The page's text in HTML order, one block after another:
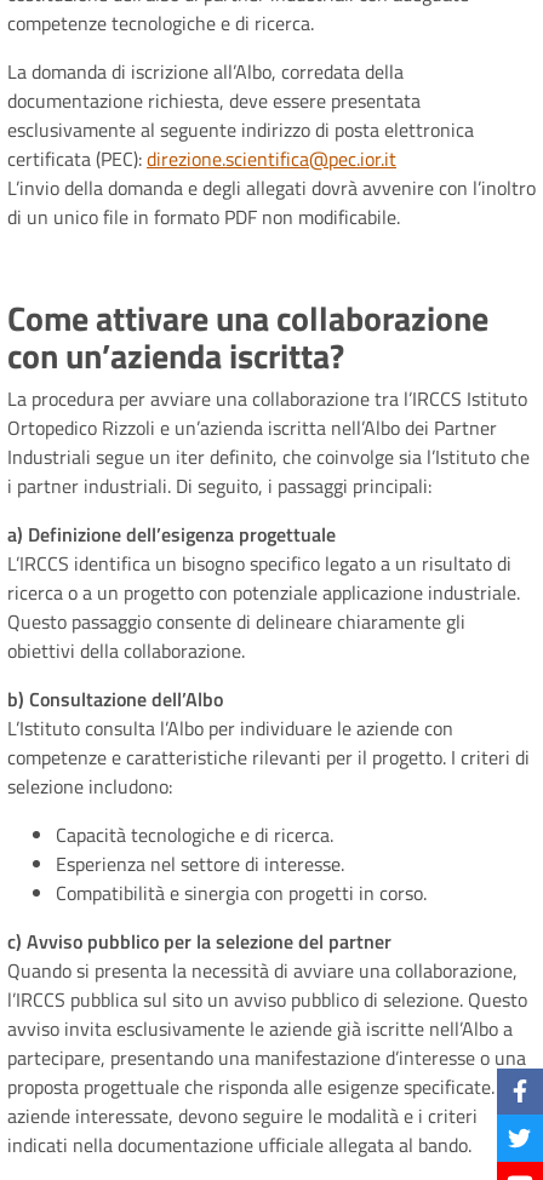
competenze tecnologiche e di ricerca.
La domanda di iscrizione all’Albo, corredata della
documentazione richiesta, deve essere presentata
esclusivamente al seguente indirizzo di posta elettronica
certificata (PEC):direzione.scientifica@pec.ior.it
L’invio della domanda e degli allegati dovrà avvenire con l’inoltro
di un unico file in formato PDF non modificabile.
Come attivare una collaborazione
con un’azienda iscritta?
La procedura per avviare una collaborazione tra l’IRCCS Istituto
Ortopedico Rizzoli e un’azienda iscritta nell’Albo dei Partner
Industriali segue un iter definito, che coinvolge sia l’Istituto che
i partner industriali. Di seguito, i passaggi principali:
a) Definizione dell’esigenza progettuale
L’IRCCS identifica un bisogno specifico legato a un risultato di
ricerca o a un progetto con potenziale applicazione industriale.
Questo passaggio consente di delineare chiaramente gli
obiettivi della collaborazione.
b) Consultazione dell’Albo
L’Istituto consulta l’Albo per individuare le aziende con
competenze e caratteristiche rilevanti per il progetto. I criteri di
selezione includono:
Capacità tecnologiche e di ricerca.
Esperienza nel settore di interesse.
Compatibilità e sinergia con progetti in corso.
c) Avviso pubblico per la selezione del partner
Quando si presenta la necessità di avviare una collaborazione,
l’IRCCS pubblica sul sito un avviso pubblico di selezione. Questo
avviso invita esclusivamente le aziende già iscritte nell’Albo a
partecipare, presentando una manifestazione d’interesse o una
proposta progettuale che risponda alle esigenze specificate. Le
aziende interessate, devono seguire le modalità e i criteri
indicati nella documentazione ufficiale allegata al bando.